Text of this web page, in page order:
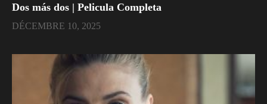
Dos más dos | Pelicula Completa
DÉCEMBRE 10, 2025